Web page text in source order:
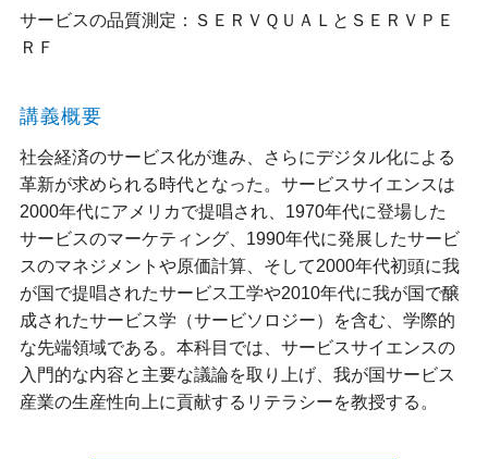
サービスの品質測定：ＳＥＲＶＱＵＡＬとＳＥＲＶＰＥ
ＲＦ
講義概要
社会経済のサービス化が進み、さらにデジタル化による
革新が求められる時代となった。サービスサイエンスは
2000年代にアメリカで提唱され、1970年代に登場した
サービスのマーケティング、1990年代に発展したサービ
スのマネジメントや原価計算、そして2000年代初頭に我
が国で提唱されたサービス工学や2010年代に我が国で醸
成されたサービス学（サービソロジー）を含む、学際的
な先端領域である。本科目では、サービスサイエンスの
入門的な内容と主要な議論を取り上げ、我が国サービス
産業の生産性向上に貢献するリテラシーを教授する。